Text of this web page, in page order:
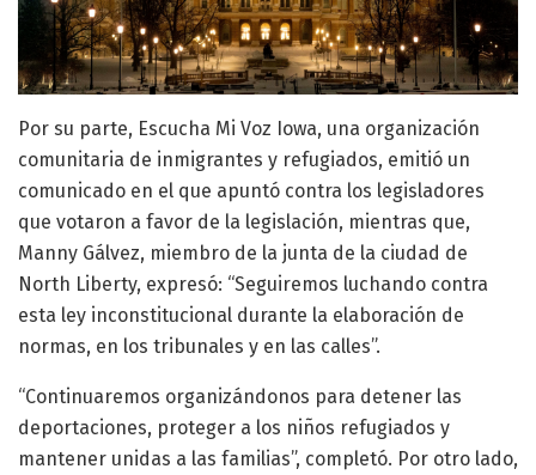
Por su parte, Escucha Mi Voz Iowa, una organización
comunitaria de inmigrantes y refugiados, emitió un
comunicado en el que apuntó contra los legisladores
que votaron a favor de la legislación, mientras que,
Manny Gálvez, miembro de la junta de la ciudad de
North Liberty, expresó: “Seguiremos luchando contra
esta ley inconstitucional durante la elaboración de
normas, en los tribunales y en las calles”.
“Continuaremos organizándonos para detener las
deportaciones, proteger a los niños refugiados y
mantener unidas a las familias”, completó. Por otro lado,